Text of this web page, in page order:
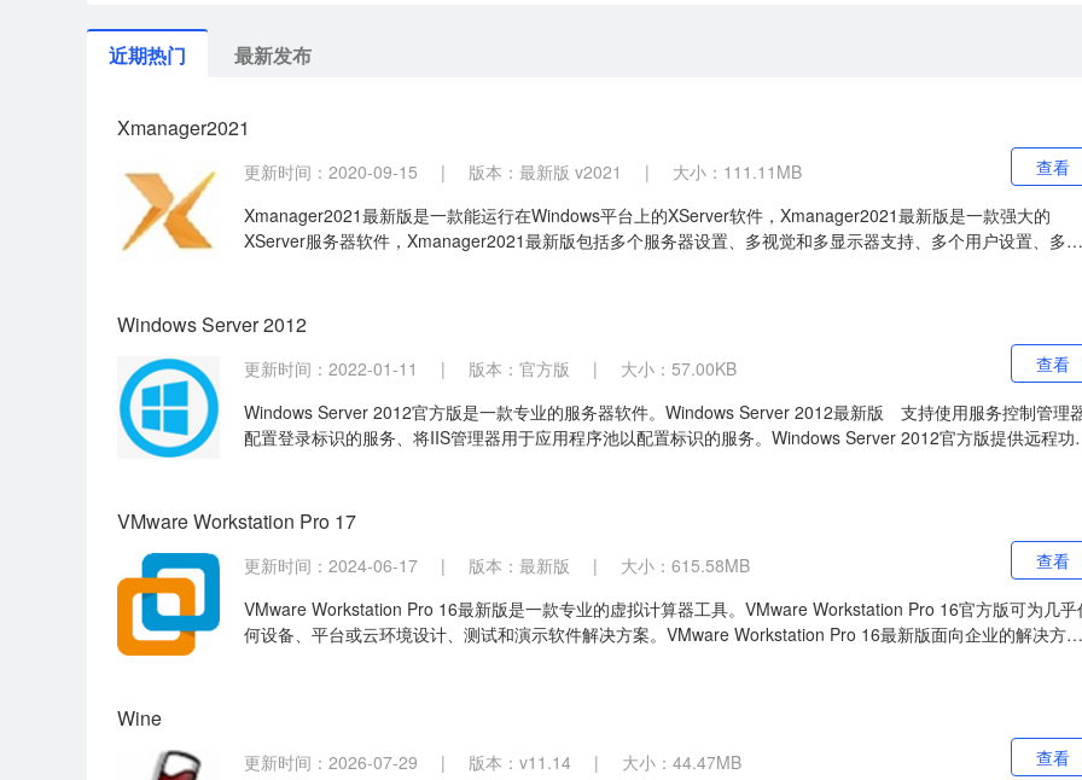
近期热门 最新发布
Xmanager2021
更新时间：2020-09-15 | 版本：最新版 v2021 |
大小：111.11MB
Xmanager2021最新版是一款能运行在Windows平台上的XServer软件，Xmanager2021最新版是一款强大的
XServer服务器软件，Xmanager2021最新版包括多个服务器设置、多视觉和多显示器支持、多个用户设置、多个
查看
Windows Server 2012
更新时间：2022-01-11 | 版本：官方版 |
大小：57.00KB
Windows Server 2012官方版是一款专业的服务器软件。Windows Server 2012最新版 支持使用服务控制管理
配置登录标识的服务、将IIS管理器用于应用程序池以配置标识的服务。Windows Server 2012官方版提供远程功
查看
VMware Workstation Pro 17
更新时间：2024-06-17 | 版本：最新版 |
大小：615.58MB
VMware Workstation Pro 16最新版是一款专业的虚拟计算器工具。VMware Workstation Pro 16官方版可为几乎
何设备、平台或云环境设计、测试和演示软件解决方案。VMware Workstation Pro 16最新版面向企业的解决方
查看
Wine
更新时间：2026-07-29 | 版本：v11.14 |
大小：44.47MB
查看